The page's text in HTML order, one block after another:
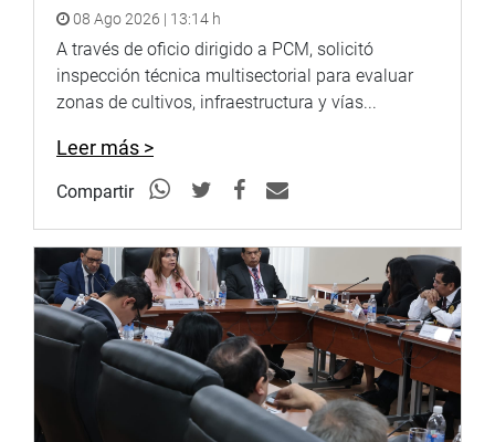
08 Ago 2026 | 13:14 h
A través de oficio dirigido a PCM, solicitó
inspección técnica multisectorial para evaluar
zonas de cultivos, infraestructura y vías...
Leer más >
Compartir